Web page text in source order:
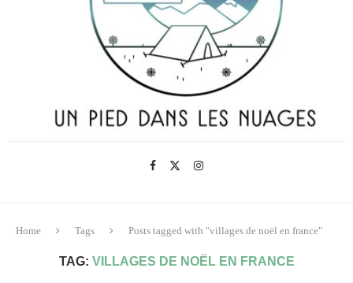
Home Tags Posts tagged with "villages de noël en france"
TAG: VILLAGES DE NOËL EN FRANCE